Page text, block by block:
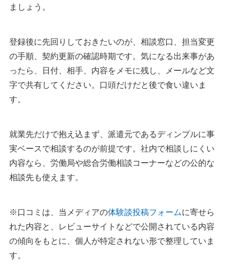
ましょう。
登録後に先回りしておきたいのが、相談窓口、担当変更
の手順、契約更新の確認時期です。気になる出来事があ
ったら、日付、相手、内容をメモに残し、メールなど文
字で共有してください。口頭だけだと後で食い違いま
す。
就業先だけで抱え込まず、派遣元であるディンプルに事
実ベースで相談するのが前提です。社内で相談しにくい
内容なら、労働局や総合労働相談コーナーなどの公的な
相談先も使えます。
※口コミは、当メディアの体験談投稿フォームに寄せら
れた内容と、レビューサイトなどで公開されている内容
の傾向をもとに、個人が特定されない形で整理していま
す。